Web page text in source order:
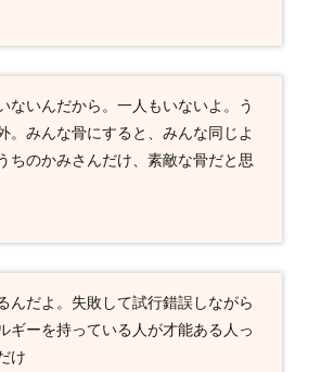
ないんだから。一人もいないよ。う
。みんな骨にすると、みんな同じよ
ちのかみさんだけ、素敵な骨だと思
んだよ。失敗して試行錯誤しながら
ギーを持っている人が才能ある人っ
け